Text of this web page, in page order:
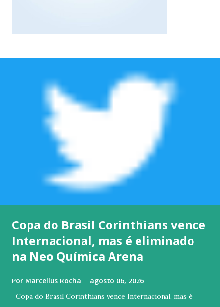
Copa do Brasil Corinthians vence
Internacional, mas é eliminado
na Neo Química Arena
Por Marcellus Rocha agosto 06, 2026
Copa do Brasil Corinthians vence Internacional, mas é